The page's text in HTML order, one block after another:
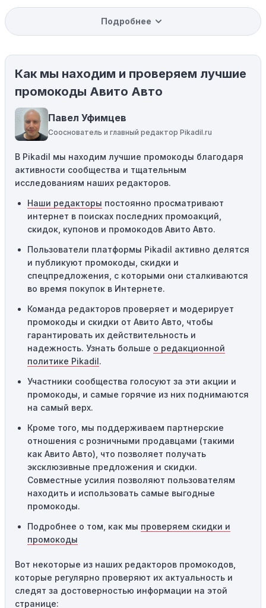
Уже со скидкой:В некоторых случаях интересующий
вас товар может быть уже со скидкой. Некоторые
магазины предлагают скидки и акции напрямую, без
Ограничения на использование промокода:
Некоторые промокоды распространяются только на
определенные товары, бренды или категории. Если вы
пытаетесь применить код к товару, не
соответствующему критериям, он не сработает.
промокоды требуют соблюдения минимального
порога покупки, чтобы получить право на скидку. Если
сумма в корзине не соответствует указанному порогу,
код не сработает.
Географические ограничения:Действие некоторых
промокодов может быть ограничено определенными
местами или регионами. Если вы находитесь за
пределами указанного региона, то код не будет
применяться.
предназначены только для однократного
использования. Если код уже был использован кем-то
другим, он не будет действовать повторно.
Технические сбои:
привести к неработоспособности кодов промокодов. В
таких случаях следует обратиться за помощью в
службу поддержки.
Подробнее
Как мы находим и проверяем лучшие
промокоды Авито Авто
Павел Уфимцев
Сооснователь и главный редактор Pikadil.ru
В Pikadil мы находим лучшие промокоды благодаря
активности сообщества и тщательным
исследованиям наших редакторов.
Наши редакторы постоянно просматривают
интернет в поисках последних промоакций,
скидок, купонов и промокодов Авито Авто.
Пользователи платформы Pikadil активно делятся
и публикуют промокоды, скидки и
спецпредложения, с которыми они сталкиваются
во время покупок в Интернете.
Команда редакторов проверяет и модерирует
промокоды и скидки от Авито Авто, чтобы
гарантировать их действительность и
надежность. Узнать больше о редакционной
политике Pikadil.
Участники сообщества голосуют за эти акции и
промокоды, и самые горячие из них поднимаются
на самый верх.
Кроме того, мы поддерживаем партнерские
отношения с розничными продавцами (такими
как Авито Авто), что позволяет получать
эксклюзивные предложения и скидки.
Совместные усилия позволяют пользователям
находить и использовать самые выгодные
промокоды.
Подробнее о том, как мы проверяем скидки и
промокоды
Вот некоторые из наших редакторов промокодов,
которые регулярно проверяют их актуальность и
следят за достоверностью информации на этой
странице: